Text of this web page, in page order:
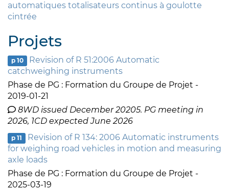
automatiques totalisateurs continus à goulotte
cintrée
Projets
p 10
Revision of R 51:2006 Automatic
catchweighing instruments
Phase de PG : Formation du Groupe de Projet -
2019-01-21
8WD issued December 20205. PG meeting in
2026, 1CD expected June 2026
p 11
Revision of R 134: 2006 Automatic instruments
for weighing road vehicles in motion and measuring
axle loads
Phase de PG : Formation du Groupe de Projet -
2025-03-19